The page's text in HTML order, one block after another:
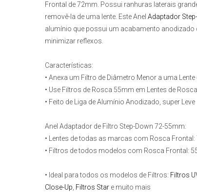
Frontal de 72mm. Possui ranhuras laterais
removê-la de uma lente. Este Anel Adaptador
alumínio que possui um acabamento
minimizar reflexos.
Características:
• Anexa um Filtro de Diâmetro Menor a uma
• Use Filtros de Rosca 55mm em Lentes de
• Feito de Liga de Alumínio Anodizado, super Leve
Anel Adaptador de Filtro Step-Down 72-55mm:
• Lentes de todas as marcas com Rosca
• Filtros de todos modelos com Rosca Frontal:
• Ideal para todos os modelos de Filtros: Filtros
Close-Up Filtros Star e muito mais